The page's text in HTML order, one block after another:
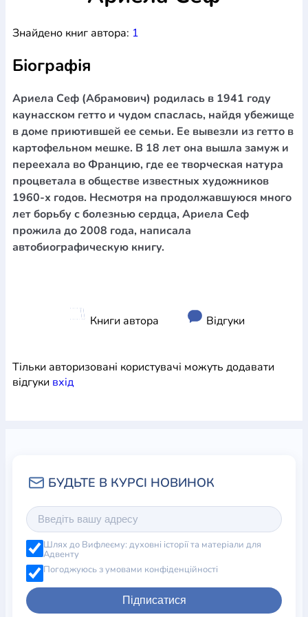
Шлюб і сім`яЮдаїзм
ПеріодикаАудіо Ручки кулькові
БлокнотиЩоденники / щотижневики
Навчальні мапиШкіряні виробиМагніти Металеві
виробиМіні-лампи НаклейкиНастільні ігриПакети
подарункові Плакати Пластмасові вироби Хустки
Подарункові картки Розвиваючі ігри РепринтиСвічки
Зошити
Фотокартини
Головні убори
Календарі
Канцелярскі товари
Комп`ютерні ігри
ЛистівкиСувенирна продукція ГодинникиПазли
Книга в комплекті
За додатковою інформацією дзвоніть за номером:
Знайдено книг автора: 1
Біографія
Ариела Сеф (Абрамович) родилась в 1941 году
каунасском гетто и чудом спаслась, найдя убежище
в доме приютившей ее семьи. Ее вывезли из гетто в
картофельном мешке. В 18 лет она вышла замуж и
переехала во Францию, где ее творческая натура
процветала в обществе известных художников
1960-х годов. Несмотря на продолжавшуюся много
лет борьбу с болезнью сердца, Ариела Сеф
прожила до 2008 года, написала
автобиографическую книгу.
Книги автора Відгуки
Тільки авторизовані користувачі можуть додавати
відгуки вхiд
Шлях до Вифлеєму: духовні історії та матеріали для
Адвенту
Погоджуюсь з умовами конфіденційності
Підписатися